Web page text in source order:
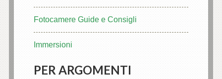
Fotocamere Guide e Consigli
Immersioni
PER ARGOMENTI